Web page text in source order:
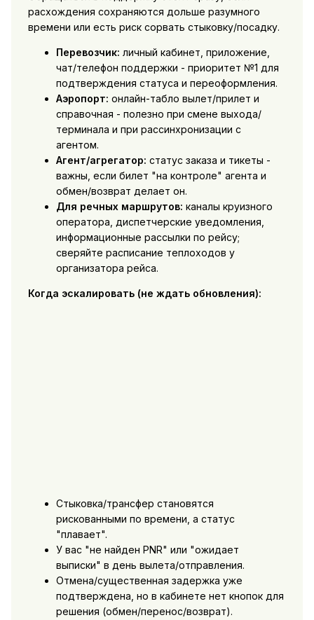
расхождения сохраняются дольше разумного
времени или есть риск сорвать стыковку/посадку.
Перевозчик: личный кабинет, приложение,
чат/телефон поддержки - приоритет №1 для
подтверждения статуса и переоформления.
Аэропорт: онлайн-табло вылет/прилет и
справочная - полезно при смене выхода/
терминала и при рассинхронизации с
агентом.
Агент/агрегатор: статус заказа и тикеты -
важны, если билет "на контроле" агента и
обмен/возврат делает он.
Для речных маршрутов: каналы круизного
оператора, диспетчерские уведомления,
информационные рассылки по рейсу;
сверяйте расписание теплоходов у
организатора рейса.
Когда эскалировать (не ждать обновления):
Стыковка/трансфер становятся
рискованными по времени, а статус
"плавает".
У вас "не найден PNR" или "ожидает
выписки" в день вылета/отправления.
Отмена/существенная задержка уже
подтверждена, но в кабинете нет кнопок для
решения (обмен/перенос/возврат).